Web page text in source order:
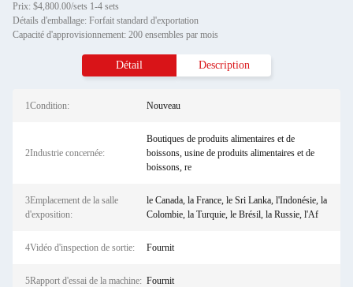
Prix: $4,800.00/sets 1-4 sets
Détails d'emballage: Forfait standard d'exportation
Capacité d'approvisionnement: 200 ensembles par mois
Détail Description
1Condition: Nouveau
2Industrie concernée:
Boutiques de produits alimentaires et de
boissons, usine de produits alimentaires et de
boissons, re
3Emplacement de la salle
d'exposition:
le Canada, la France, le Sri Lanka, l'Indonésie, la
Colombie, la Turquie, le Brésil, la Russie, l'Af
4Vidéo d'inspection de sortie: Fournit
5Rapport d'essai de la machine: Fournit